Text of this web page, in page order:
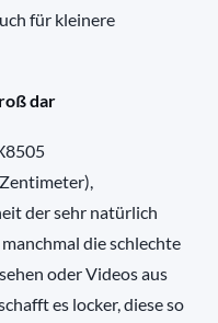
für kleinere
dar
der sehr natürlich
die schlechte
oder Videos aus
es locker, diese so